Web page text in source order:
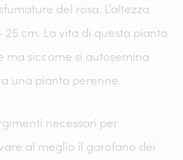
del rosa. L’altezza
25 cm. La vita di questa pianta
siccome si autosemina
una pianta perenne.
necessari per
al meglio il garofano dei